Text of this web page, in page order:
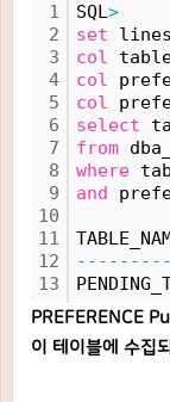
1
2
3
4
5
6
7
8
9
10
11
12
13
SQL>
set
col
col
col
select
from
where
and
PREFERENCE
이 테이블에 수집